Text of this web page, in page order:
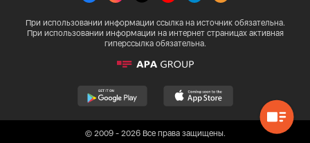
При использовании информации ссылка на источник обязательна.
При использовании информации на интернет страницах активная
гиперссылка обязательна.
© 2009 - 2026 Все права защищены.